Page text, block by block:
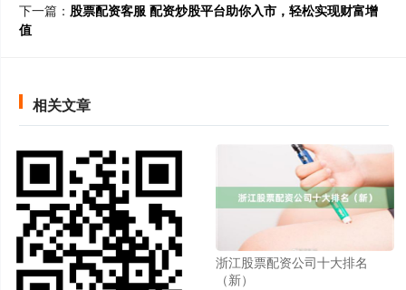
下一篇： 股票配资客服 配资炒股平台助你入市，轻松实现财富增
值
相关文章
浙江股票配资公司十大排名
（新）